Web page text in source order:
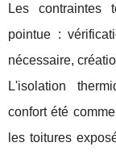
Les contraintes
pointue :
nécessaire,
L'isolation
confort été
les toitures